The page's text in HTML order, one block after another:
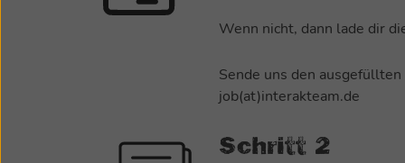
Wenn nicht, dann lade dir
Sende uns den
job(at)interakteam.de
Schritt 2